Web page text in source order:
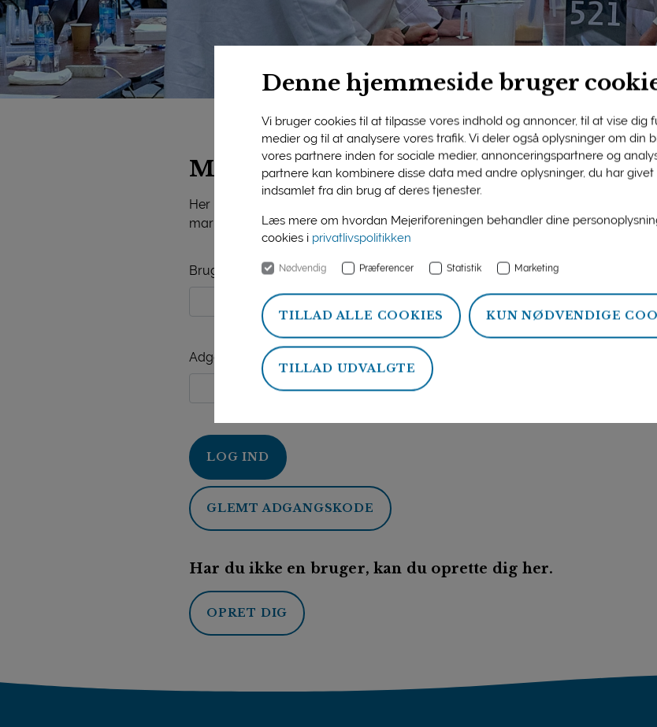
Denne hjemmeside bruger
Vi bruger cookies til at tilpasse vores indhold og annoncer, til at vise dig
medier og til at analysere vores trafik. Vi deler også oplysninger om din
vores partnere inden for sociale medier, annonceringspartnere og
partnere kan kombinere disse data med andre oplysninger, du har
indsamlet fra din brug af deres tjenester.
Læs mere om hvordan Mejeriforeningen behandler dine
cookies i privatlivspolitikken
Nødvendig Præferencer Statistik Marketing
TILLAD ALLE COOKIES KUN NØDVENDIGE
TILLAD UDVALGTE
Mejeriforeningens medlemsside
Her på siden finder du viden og information om ydelser, som Mejeriforeningen
markedsorientering, mejeristatistik, politik og arrangementer.
Brugernavn
Adgangskode
LOG IND
GLEMT ADGANGSKODE
Har du ikke en bruger, kan du oprette dig her.
OPRET DIG